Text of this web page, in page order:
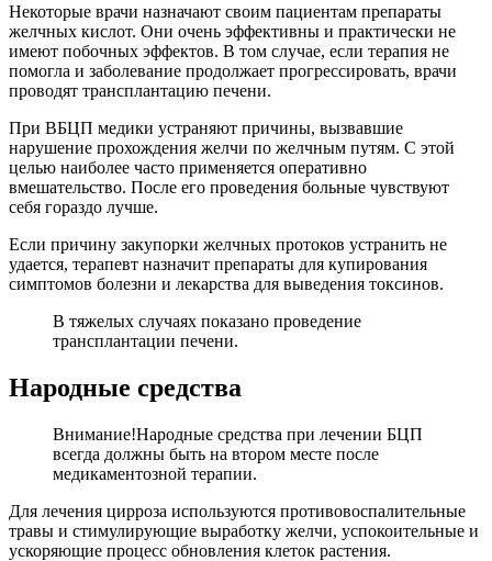
Некоторые врачи назначают своим пациентам препараты
желчных кислот. Они очень эффективны и практически не
имеют побочных эффектов. В том случае, если терапия не
помогла и заболевание продолжает прогрессировать, врачи
проводят трансплантацию печени.
При ВБЦП медики устраняют причины, вызвавшие
нарушение прохождения желчи по желчным путям. С этой
целью наиболее часто применяется оперативно
вмешательство. После его проведения больные чувствуют
себя гораздо лучше.
Если причину закупорки желчных протоков устранить не
удается, терапевт назначит препараты для купирования
симптомов болезни и лекарства для выведения токсинов.
В тяжелых случаях показано проведение
трансплантации печени.
Народные средства
Внимание!Народные средства при лечении БЦП
всегда должны быть на втором месте после
медикаментозной терапии.
Для лечения цирроза используются противовоспалительные
травы и стимулирующие выработку желчи, успокоительные и
ускоряющие процесс обновления клеток растения.